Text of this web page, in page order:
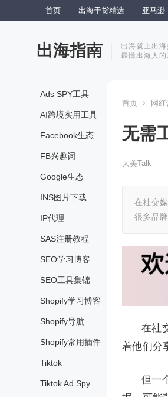
首页 出海干货精选 亚马逊
出海指南
出海就上出海
最懂出海人
Ads SPY工具
AI跨境实用工具
Facebook生态
FB兴趣词
Google生态
INS图片下载
IP代理
SAS注册教程
SEO学习博客
SEO工具集锦
Shopify学习博客
Shopify导航
Shopify常用插件
Tiktok
Tiktok Ad Spy
首页 网
无需
大美Talk
在社交
很多品
在社
着他们分
但一